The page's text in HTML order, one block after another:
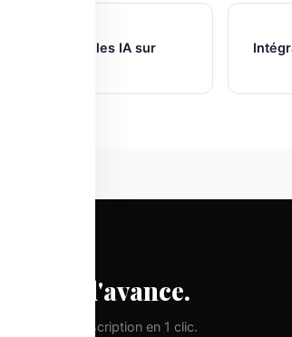
: Modèles IA sur
d'avance.
pure. Désinscription en 1 clic.